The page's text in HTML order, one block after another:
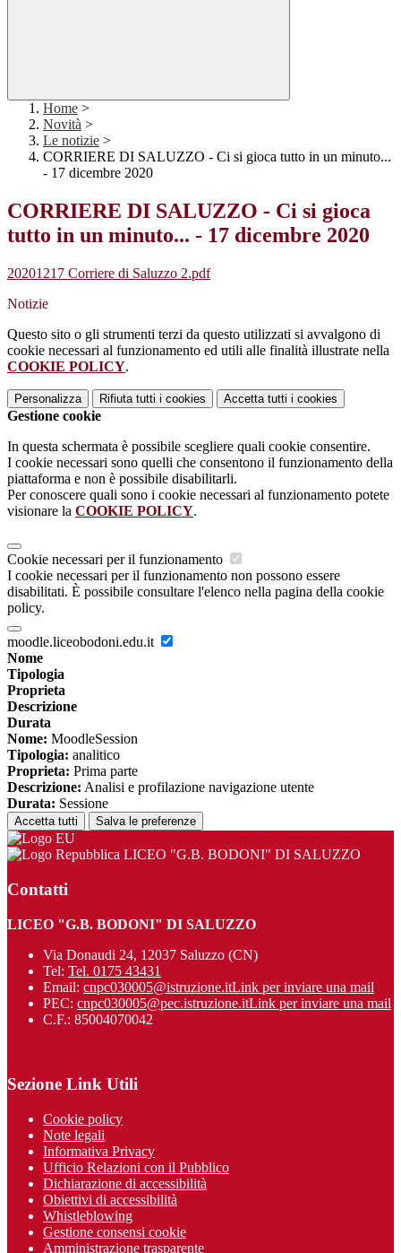
Home >
Novità >
Le notizie >
CORRIERE DI SALUZZO - Ci si gioca tutto in un minuto...
- 17 dicembre 2020
CORRIERE DI SALUZZO - Ci si gioca
tutto in un minuto... - 17 dicembre 2020
20201217 Corriere di Saluzzo 2.pdf
Notizie
Questo sito o gli strumenti terzi da questo utilizzati si avvalgono di
cookie necessari al funzionamento ed utili alle finalità illustrate nella
COOKIE POLICY.
Personalizza Rifiuta tutti i cookies Accetta tutti i cookies
Gestione cookie
In questa schermata è possibile scegliere quali cookie consentire.
I cookie necessari sono quelli che consentono il funzionamento della
piattaforma e non è possibile disabilitarli.
Per conoscere quali sono i cookie necessari al funzionamento potete
visionare la COOKIE POLICY.
Cookie necessari per il funzionamento
I cookie necessari per il funzionamento non possono essere
disabilitati. È possibile consultare l'elenco nella pagina della cookie
policy.
moodle.liceobodoni.edu.it
Nome
Tipologia
Proprieta
Descrizione
Durata
Nome: MoodleSession
Tipologia: analitico
Proprieta: Prima parte
Descrizione: Analisi e profilazione navigazione utente
Durata: Sessione
Accetta tutti Salva le preferenze
LICEO "G.B. BODONI" DI SALUZZO
Contatti
LICEO "G.B. BODONI" DI SALUZZO
Via Donaudi 24, 12037 Saluzzo (CN)
Tel: Tel. 0175 43431
Email: cnpc030005@istruzione.itLink per inviare una mail
PEC: cnpc030005@pec.istruzione.itLink per inviare una mail
C.F.: 85004070042
Sezione Link Utili
Cookie policy
Note legali
Informativa Privacy
Ufficio Relazioni con il Pubblico
Dichiarazione di accessibilità
Obiettivi di accessibilità
Whistleblowing
Gestione consensi cookie
Amministrazione trasparente